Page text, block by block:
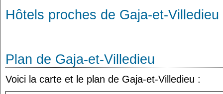
Hôtels proches de Gaja-et-Villedieu
Plan de Gaja-et-Villedieu
Voici la carte et le plan de Gaja-et-Villedieu :